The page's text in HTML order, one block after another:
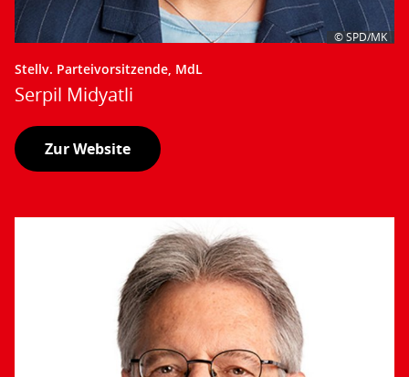
© SPD/MK
Stellv. Parteivorsitzende, MdL
Serpil Midyatli
Zur Website